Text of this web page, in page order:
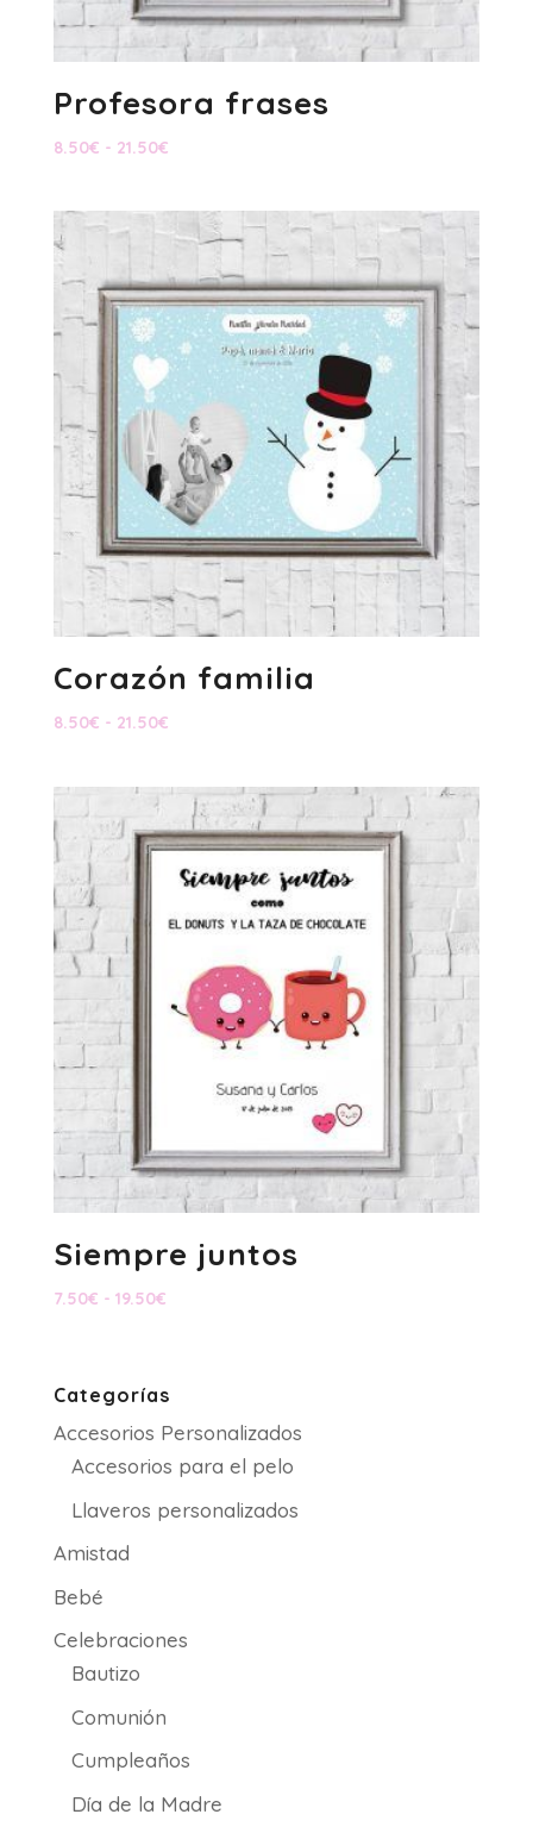
Profesora frases
8.50€ - 21.50€Rango
desde
hasta
21.50€
Corazón familia
8.50€ - 21.50€Rango
desde
8.50€
21.50€
Siempre juntos
7.50€ - 19.50€Rango
7.50€
hasta
19.50€
Categorías
Accesorios Personalizados
Accesorios para el pelo
Llaveros personalizados
Amistad
Bebé
Celebraciones
Bautizo
Comunión
Cumpleaños
Día de la Madre